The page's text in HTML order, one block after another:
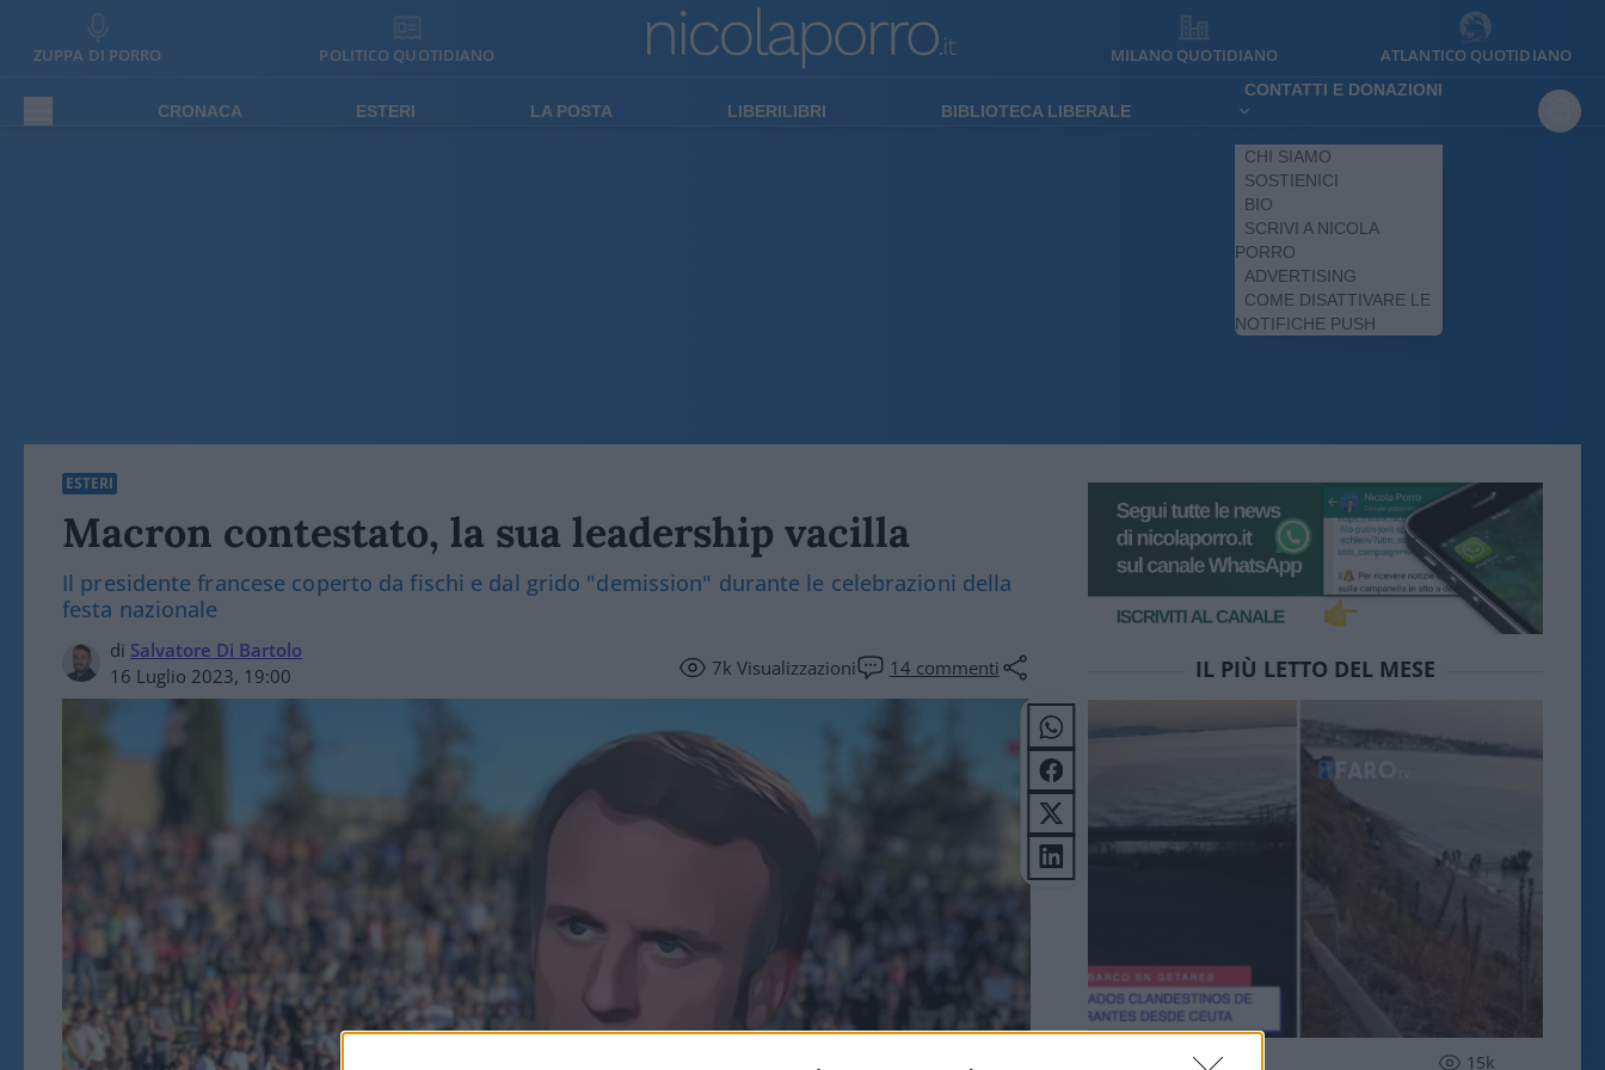
ZUPPA DI PORRO POLITICO QUOTIDIANO MILANO QUOTIDIANO ATLANTICO QUOTIDIANO
CRONACA ESTERI LA POSTA LIBERILIBRI BIBLIOTECA LIBERALE
CONTATTI E DONAZIONI
CHI SIAMO
SOSTIENICI
BIO
SCRIVI A NICOLA
PORRO
ADVERTISING
COME DISATTIVARE LE
NOTIFICHE PUSH
ESTERI
Macron contestato, la sua leadership vacilla
Il presidente francese coperto da fischi e dal grido "demission" durante le celebrazioni della
festa nazionale
di Salvatore Di Bartolo
16 Luglio 2023, 19:00
7kVisualizzazioni 14 commenti IL PIÙ LETTO DEL MESE
15k